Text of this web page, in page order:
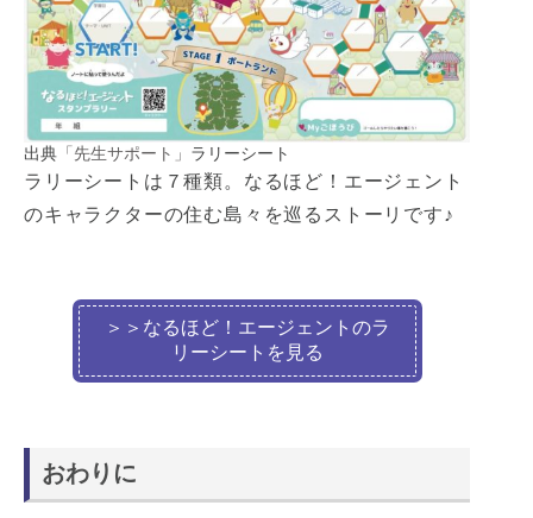
出典 「先生サポート」 ラリーシート
ラリーシートは７種類。なるほど！エージェント
のキャラクターの住む島々を巡るストーリです♪
＞＞なるほど！エージェントのラ
リーシートを見る
おわりに